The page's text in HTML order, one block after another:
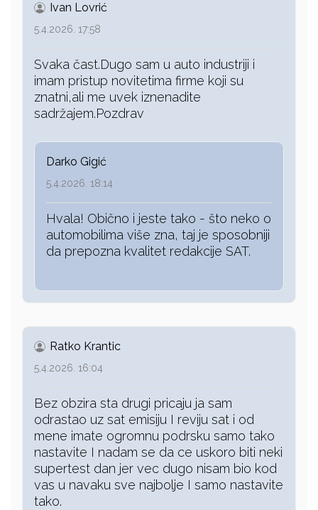
Ivan Lovrić
5.4.2026. 17:58
Svaka čast.Dugo sam u auto industriji i
imam pristup novitetima firme koji su
znatni,ali me uvek iznenadite
sadržajem.Pozdrav
Darko Gigić
5.4.2026. 18:14
Hvala! Obično i jeste tako - što neko o
automobilima više zna, taj je sposobniji
da prepozna kvalitet redakcije SAT.
Ratko Krantic
5.4.2026. 16:04
Bez obzira sta drugi pricaju ja sam
odrastao uz sat emisiju I reviju sat i od
mene imate ogromnu podrsku samo tako
nastavite I nadam se da ce uskoro biti neki
supertest dan jer vec dugo nisam bio kod
vas u navaku sve najbolje I samo nastavite
tako.